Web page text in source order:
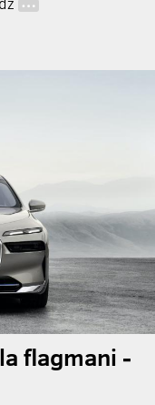
…
flagmani -